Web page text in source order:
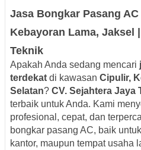
Jasa Bongkar Pasang
Kebayoran Lama, Jaksel
Teknik
Apakah Anda sedang mencari
terdekat di kawasan Cipulir,
Selatan? CV. Sejahtera Jaya
terbaik untuk Anda. Kami
profesional, cepat, dan
bongkar pasang AC, baik
kantor, maupun tempat usaha